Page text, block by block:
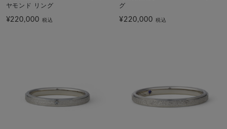
ヤモンド リング
¥220,000税込
グ
¥220,000 税込